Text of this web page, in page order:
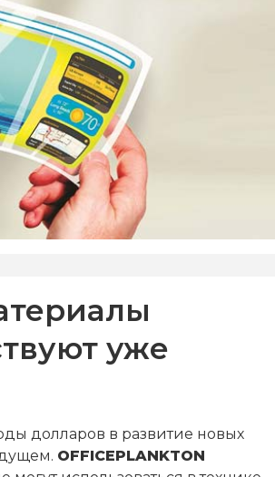
уже
долларов в развитие новых
OFFICEPLANKTON